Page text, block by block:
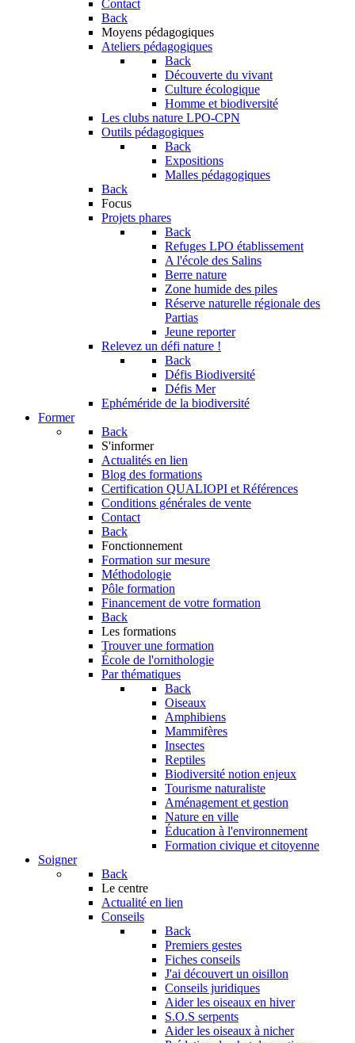
Contact
Back
Moyens pédagogiques
Ateliers pédagogiques
Back
Découverte du vivant
Culture écologique
Homme et biodiversité
Les clubs nature LPO-CPN
Outils pédagogiques
Back
Expositions
Malles pédagogiques
Back
Focus
Projets phares
Back
Refuges LPO établissement
A l'école des Salins
Berre nature
Zone humide des piles
Réserve naturelle régionale des
Partias
Jeune reporter
Relevez un défi nature !
Back
Défis Biodiversité
Défis Mer
Ephéméride de la biodiversité
Former
Back
S'informer
Actualités en lien
Blog des formations
Certification QUALIOPI et Références
Conditions générales de vente
Contact
Back
Fonctionnement
Formation sur mesure
Méthodologie
Pôle formation
Financement de votre formation
Back
Les formations
Trouver une formation
École de l'ornithologie
Par thématiques
Back
Oiseaux
Amphibiens
Mammifères
Insectes
Reptiles
Biodiversité notion enjeux
Tourisme naturaliste
Aménagement et gestion
Nature en ville
Éducation à l'environnement
Formation civique et citoyenne
Soigner
Back
Le centre
Actualité en lien
Conseils
Back
Premiers gestes
Fiches conseils
J'ai découvert un oisillon
Conseils juridiques
Aider les oiseaux en hiver
S.O.S serpents
Aider les oiseaux à nicher